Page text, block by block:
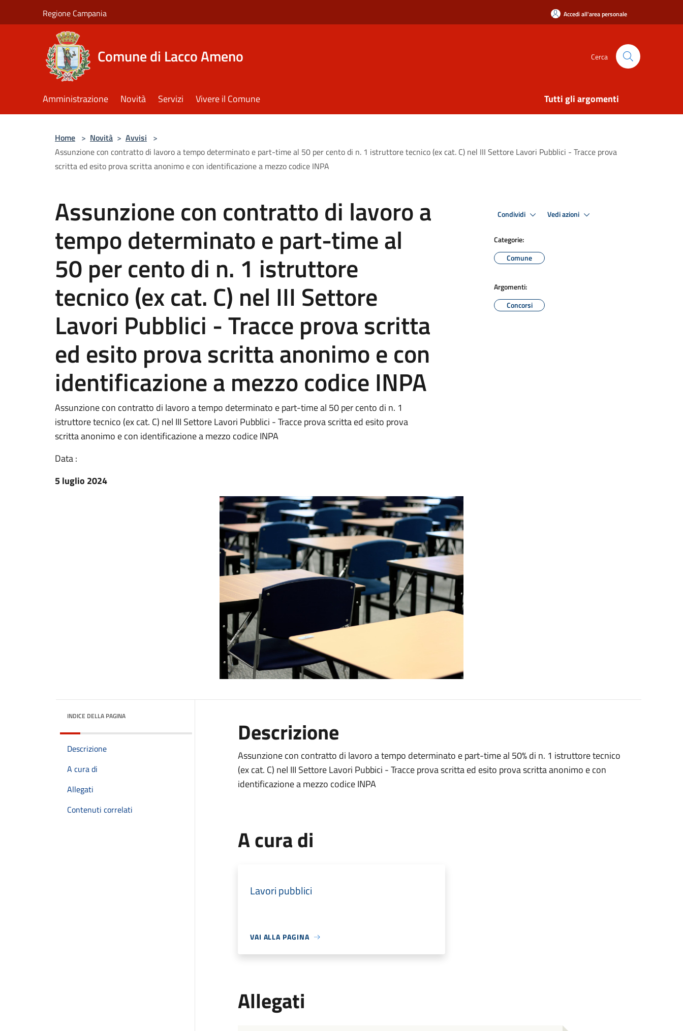
Regione Campania Accedi all'area personale
Comune di Lacco Ameno Cerca
Amministrazione Novità Servizi Vivere il Comune Tutti gli argomenti
Home > Novità > Avvisi >
Assunzione con contratto di lavoro a tempo determinato e part-time al 50 per cento di n. 1 istruttore tecnico (ex cat. C) nel III Settore Lavori Pubblici - Tracce prova
scritta ed esito prova scritta anonimo e con identificazione a mezzo codice INPA
Assunzione con contratto di lavoro a
tempo determinato e part-time al
50 per cento di n. 1 istruttore
tecnico (ex cat. C) nel III Settore
Lavori Pubblici - Tracce prova scritta
ed esito prova scritta anonimo e con
identificazione a mezzo codice INPA
Assunzione con contratto di lavoro a tempo determinato e part-time al 50 per cento di n. 1
istruttore tecnico (ex cat. C) nel III Settore Lavori Pubblici - Tracce prova scritta ed esito prova
scritta anonimo e con identificazione a mezzo codice INPA
Data :
5 luglio 2024
Condividi Vedi azioni
Categorie:
Comune
Argomenti:
Concorsi
INDICE DELLA PAGINA
Descrizione
A cura di
Allegati
Contenuti correlati
Descrizione
Assunzione con contratto di lavoro a tempo determinato e part-time al 50% di n. 1 istruttore tecnico
(ex cat. C) nel III Settore Lavori Pubbici - Tracce prova scritta ed esito prova scritta anonimo e con
identificazione a mezzo codice INPA
A cura di
Lavori pubblici
VAI ALLA PAGINA
Allegati